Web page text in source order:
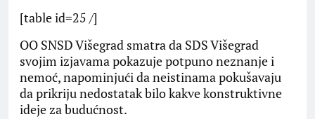
[table id=25 /]
OO SNSD Višegrad smatra da SDS Višegrad
svojim izjavama pokazuje potpuno neznanje i
nemoć, napominjući da neistinama pokušavaju
da prikriju nedostatak bilo kakve konstruktivne
ideje za budućnost.